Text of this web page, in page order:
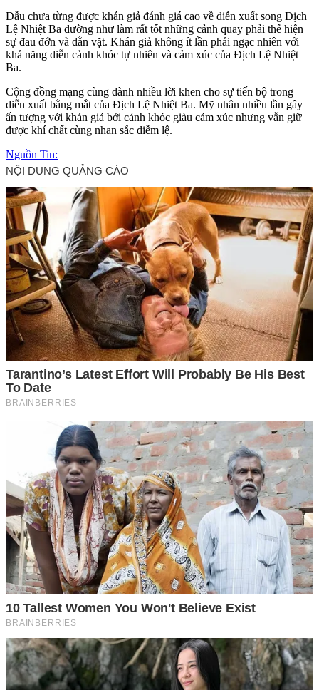
Dẫu chưa từng được khán giả đánh giá cao về diễn xuất song Địch
Lệ Nhiệt Ba dường như làm rất tốt những cảnh quay phải thể hiện
sự đau đớn và dằn vặt. Khán giả không ít lần phải ngạc nhiên với
khả năng diễn cảnh khóc tự nhiên và cảm xúc của Địch Lệ Nhiệt
Ba.
Cộng đồng mạng cùng dành nhiều lời khen cho sự tiến bộ trong
diễn xuất bằng mắt của Địch Lệ Nhiệt Ba. Mỹ nhân nhiều lần gây
ấn tượng với khán giả bởi cảnh khóc giàu cảm xúc nhưng vẫn giữ
được khí chất cùng nhan sắc diễm lệ.
Nguồn Tin: